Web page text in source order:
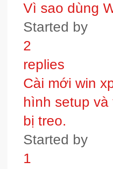
Vì sao dùng
Started by
2
replies
Cài mới win
hình setup
bị treo.
Started by
1